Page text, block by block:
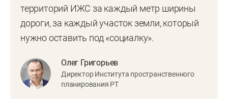
территорий ИЖС за каждый метр ширины
дороги, за каждый участок земли, который
нужно оставить под «социалку».
Олег Григорьев
Директор Института пространственного
планирования РТ